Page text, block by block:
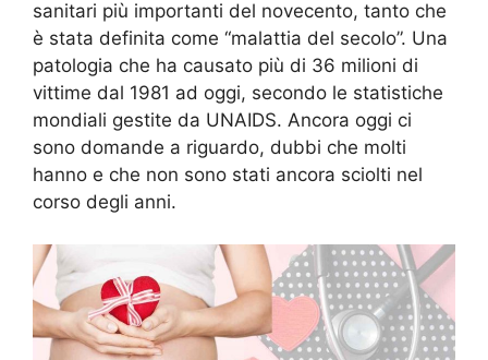
sanitari più importanti del novecento, tanto che
è stata definita come “malattia del secolo”. Una
patologia che ha causato più di 36 milioni di
vittime dal 1981 ad oggi, secondo le statistiche
mondiali gestite da UNAIDS. Ancora oggi ci
sono domande a riguardo, dubbi che molti
hanno e che non sono stati ancora sciolti nel
corso degli anni.